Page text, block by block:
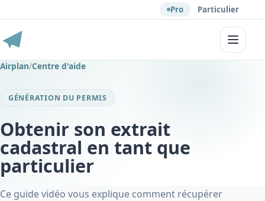
Pro Particulier
Menu
Airplan/Centre d'aide
GÉNÉRATION DU PERMIS
Obtenir son extrait
cadastral en tant que
particulier
Ce guide vidéo vous explique comment récupérer